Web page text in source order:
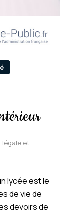
légale et
lycée est le
de vie de
devoirs de